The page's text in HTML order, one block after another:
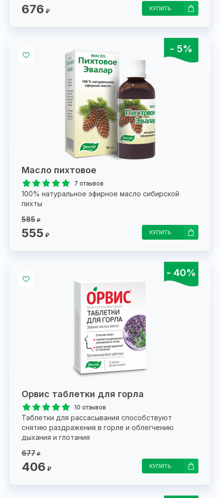
676 ₽ КУПИТЬ
- 5%
Масло пихтовое
7 отзывов
100% натуральное эфирное масло сибирской
пихты
585 ₽
555 ₽ КУПИТЬ
- 40%
Орвис таблетки для горла
10 отзывов
Таблетки для рассасывания способствуют
снятию раздражения в горле и облегчению
дыхания и глотания
677 ₽
406 ₽ КУПИТЬ